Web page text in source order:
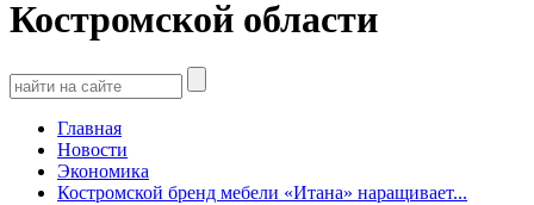
Костромской области
Главная
Новости
Экономика
Костромской бренд мебели «Итана» наращивает...